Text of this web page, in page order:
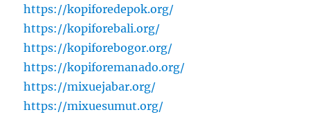
https://kopiforedepok.org/
https://kopiforebali.org/
https://kopiforebogor.org/
https://kopiforemanado.org/
https://mixuejabar.org/
https://mixuesumut.org/